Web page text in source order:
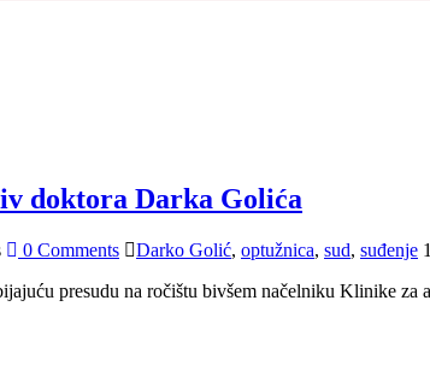
doktora Darka Golića
0 Comments Darko Golić, optužnica, sud, suđenje
presudu na ročištu bivšem načelniku Klinike